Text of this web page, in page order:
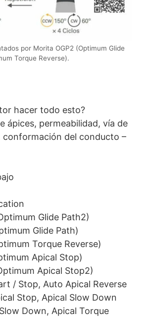
por Morita OGP2 (Optimum Glide
Torque Reverse).
hacer todo esto?
ápices, permeabilidad, vía de
conformación del conducto –
Glide Path2)
Glide Path)
Torque Reverse)
Apical Stop)
Apical Stop2)
/ Stop, Auto Apical Reverse
Stop, Apical Slow Down
Down, Apical Torque